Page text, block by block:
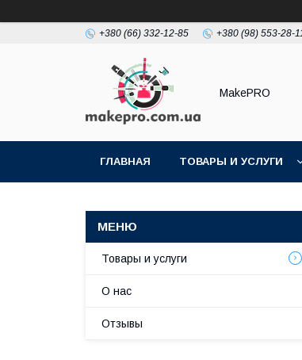
+380 (66) 332-12-85 +380 (98) 553-28-
MakePRO
ГЛАВНАЯ ТОВАРЫ И УСЛУГИ
Товары и услуги
О нас
Отзывы